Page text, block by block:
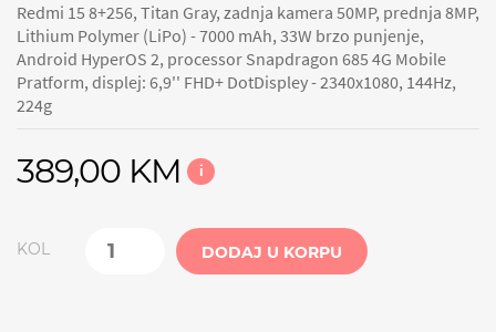
Redmi 15 8+256, Titan Gray, zadnja kamera 50MP, prednja 8MP,
Lithium Polymer (LiPo) - 7000 mAh, 33W brzo punjenje,
Android HyperOS 2, processor Snapdragon 685 4G Mobile
Pratform, displej: 6,9'' FHD+ DotDispley - 2340x1080, 144Hz,
224g
389,00 KM i
KOL DODAJ U KORPU